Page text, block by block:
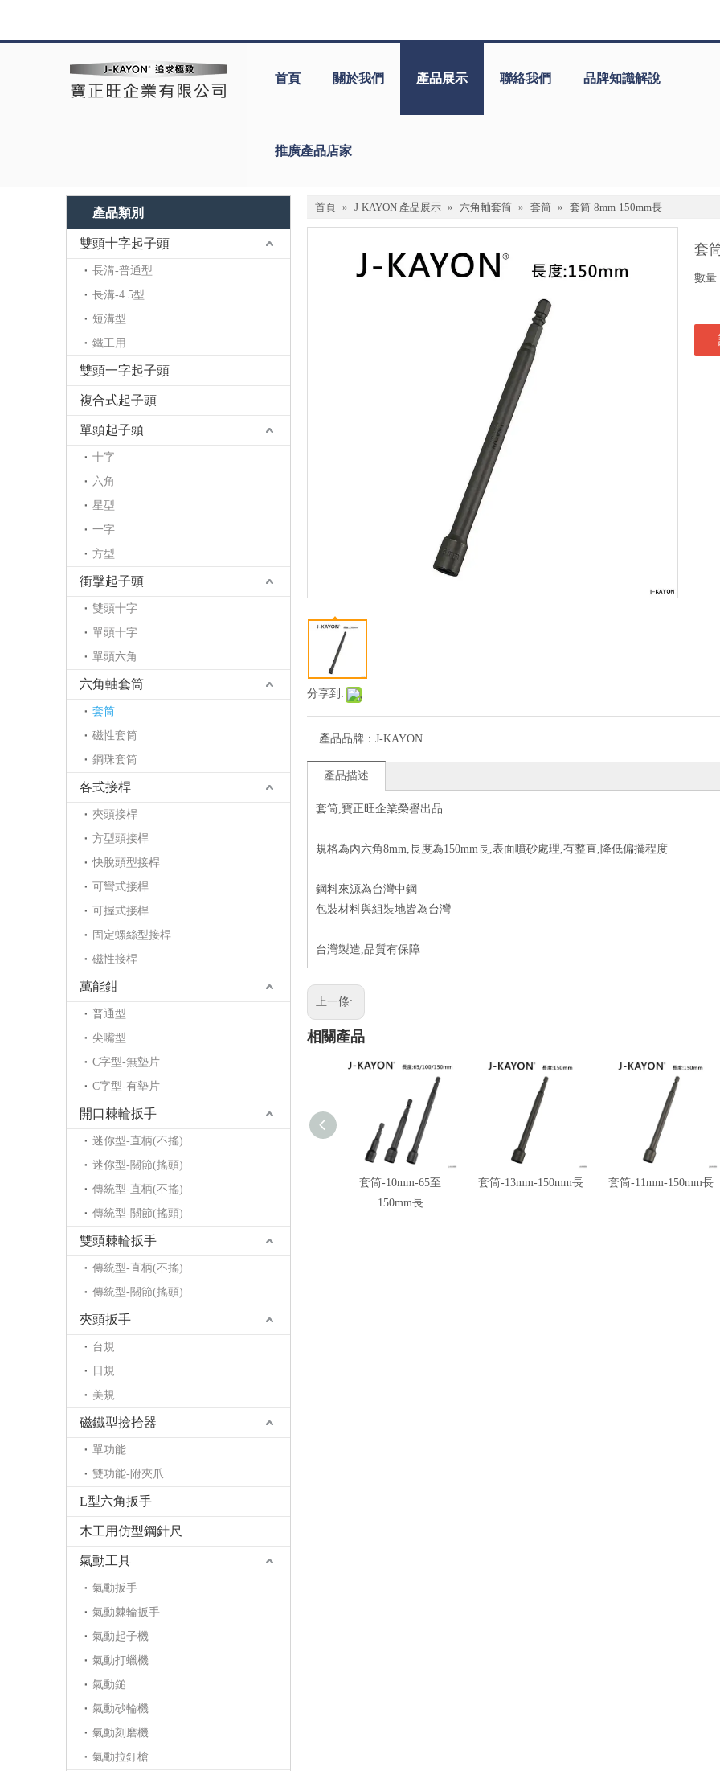
首頁 關於我們 產品展示 聯絡我們 品牌知識解說
推廣產品店家
產品類別
雙頭十字起子頭
長溝-普通型
長溝-4.5型
短溝型
鐵工用
雙頭一字起子頭
複合式起子頭
單頭起子頭
十字
六角
星型
一字
方型
衝擊起子頭
雙頭十字
單頭十字
單頭六角
六角軸套筒
套筒
磁性套筒
鋼珠套筒
各式接桿
夾頭接桿
方型頭接桿
快脫頭型接桿
可彎式接桿
可握式接桿
固定螺絲型接桿
磁性接桿
萬能鉗
普通型
尖嘴型
C字型-無墊片
C字型-有墊片
開口棘輪扳手
迷你型-直柄(不搖)
迷你型-關節(搖頭)
傳統型-直柄(不搖)
傳統型-關節(搖頭)
雙頭棘輪扳手
傳統型-直柄(不搖)
傳統型-關節(搖頭)
夾頭扳手
台規
日規
美規
磁鐵型撿拾器
單功能
雙功能-附夾爪
L型六角扳手
木工用仿型鋼針尺
氣動工具
氣動扳手
氣動棘輪扳手
氣動起子機
氣動打蠟機
氣動鎚
氣動砂輪機
氣動刻磨機
氣動拉釘槍
首頁 » J-KAYON 產品展示 » 六角軸套筒 » 套筒 » 套筒-8mm-150mm長
分享到:
套
數量
產品品牌： J-KAYON
產品描述
套筒,寶正旺企業榮譽出品
規格為內六角8mm,長度為150mm長,表面噴砂處理,有整直,降低偏擺程度
鋼料來源為台灣中鋼
包裝材料與組裝地皆為台灣
台灣製造,品質有保障
上一條:
相關產品
套筒-10mm-65至
150mm長
套筒-13mm-150mm長 套筒-11mm-150mm長